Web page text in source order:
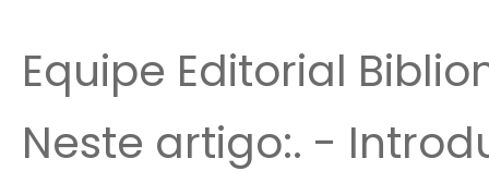
Equipe Editorial
Neste artigo:. -